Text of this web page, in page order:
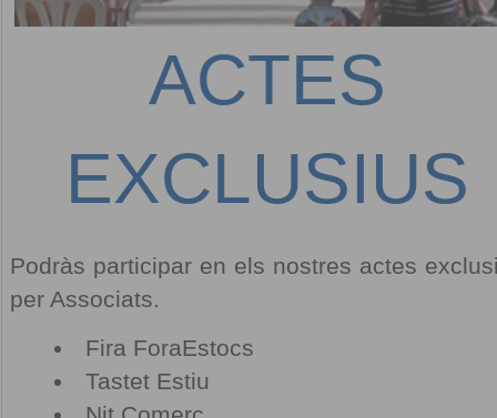
ACTES
EXCLUSIUS
Podràs participar en els nostres actes
per Associats.
Fira ForaEstocs
Tastet Estiu